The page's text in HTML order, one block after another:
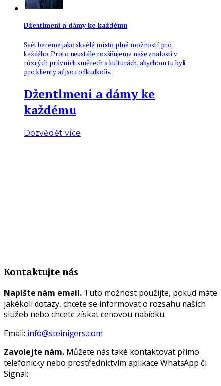
Džentlmeni a dámy ke každému
Svět bereme jako skvělé místo plné možností pro
každého. Proto neustále rozšiřujeme naše znalosti v
různých právních směrech a kulturách, abychom tu byli
pro klienty ať jsou odkudkoliv.
Džentlmeni a dámy ke
každému
Dozvědět více
Kontaktujte nás
Napište nám email. Tuto možnost použijte, pokud máte
jakékoli dotazy, chcete se informovat o rozsahu našich
služeb nebo chcete získat cenovou nabídku.
Email: info@steinigers.com
Zavolejte nám. Můžete nás také kontaktovat přímo
telefonicky nebo prostřednictvím aplikace WhatsApp či
Signal: